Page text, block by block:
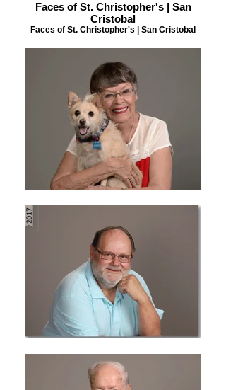
Faces of St. Christopher's | San
Cristobal
Faces of St. Christopher's | San Cristobal